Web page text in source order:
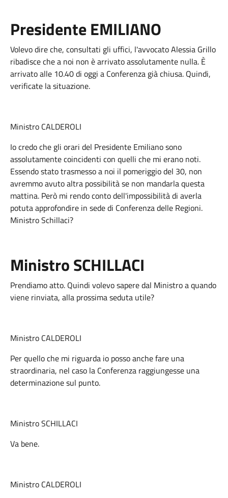
Presidente EMILIANO
Volevo dire che, consultati gli uffici, l'avvocato Alessia Grillo
ribadisce che a noi non è arrivato assolutamente nulla. È
arrivato alle 10.40 di oggi a Conferenza già chiusa. Quindi,
verificate la situazione.
Ministro CALDEROLI
Io credo che gli orari del Presidente Emiliano sono
assolutamente coincidenti con quelli che mi erano noti.
Essendo stato trasmesso a noi il pomeriggio del 30, non
avremmo avuto altra possibilità se non mandarla questa
mattina. Però mi rendo conto dell'impossibilità di averla
potuta approfondire in sede di Conferenza delle Regioni.
Ministro Schillaci?
Ministro SCHILLACI
Prendiamo atto. Quindi volevo sapere dal Ministro a quando
viene rinviata, alla prossima seduta utile?
Ministro CALDEROLI
Per quello che mi riguarda io posso anche fare una
straordinaria, nel caso la Conferenza raggiungesse una
determinazione sul punto.
Ministro SCHILLACI
Va bene.
Ministro CALDEROLI